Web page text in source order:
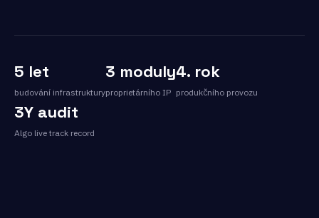
5 let
budování infrastruktury
3 moduly
proprietárního IP
4. rok
produkčního provozu
3Y audit
Algo live track record